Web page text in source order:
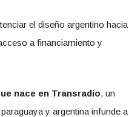
el diseño argentino hacia
a financiamiento y
nace en Transradio, un
y argentina infunde a